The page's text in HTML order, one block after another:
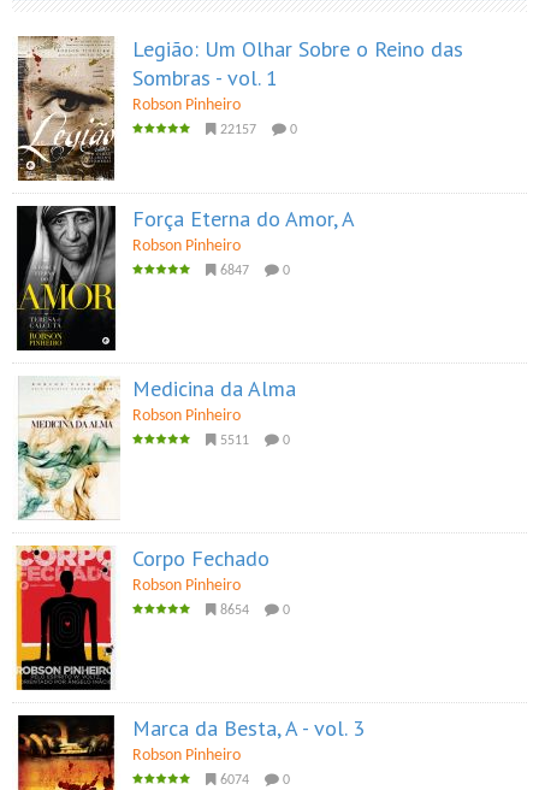
Legião: Um Olhar Sobre o Reino das
Sombras - vol. 1
Robson Pinheiro
22157 0
Força Eterna do Amor, A
Robson Pinheiro
6847 0
Medicina da Alma
Robson Pinheiro
5511 0
Corpo Fechado
Robson Pinheiro
8654 0
Marca da Besta, A - vol. 3
Robson Pinheiro
6074 0